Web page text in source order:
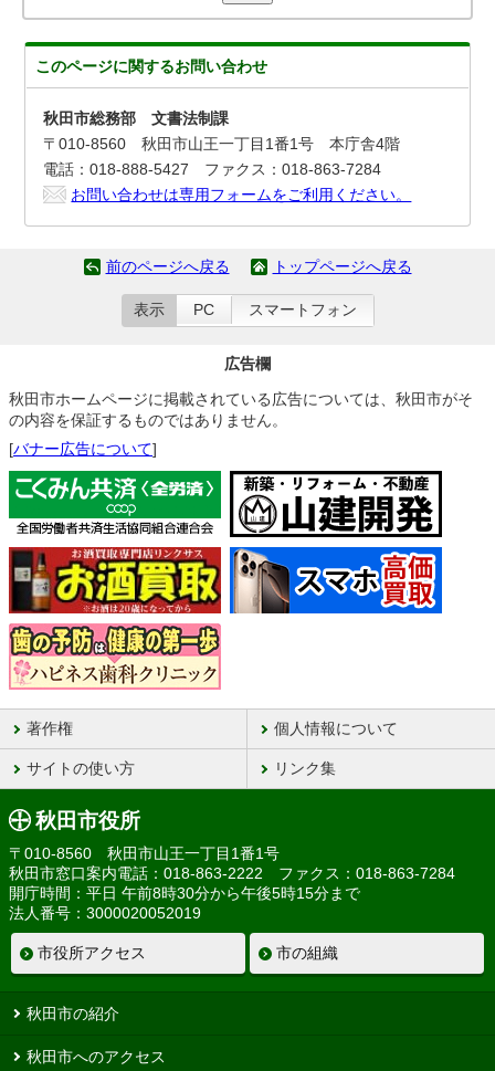
このページに関するお問い合わせ
秋田市総務部 文書法制課
〒010-8560 秋田市山王一丁目1番1号 本庁舎4階
電話：018-888-5427 ファクス：018-863-7284
お問い合わせは専用フォームをご利用ください。
前のページへ戻る トップページへ戻る
表示 PC スマートフォン
広告欄
秋田市ホームページに掲載されている広告については、秋田市がそ
の内容を保証するものではありません。
[バナー広告について]
著作権 個人情報について
サイトの使い方 リンク集
秋田市役所
〒010-8560 秋田市山王一丁目1番1号
秋田市窓口案内電話：018-863-2222 ファクス：018-863-7284
開庁時間：平日 午前8時30分から午後5時15分まで
法人番号：3000020052019
市役所アクセス 市の組織
秋田市の紹介
秋田市へのアクセス